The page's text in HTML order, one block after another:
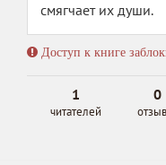
смягчает их души.
Доступ к книге
1
читателей
0